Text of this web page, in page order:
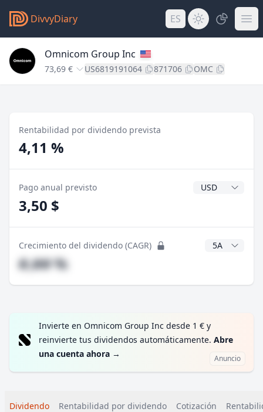
DivvyDiary ES
Omnicom Group Inc
73,69 € US6819191064 871706 OMC
Rentabilidad por dividendo prevista
4,11 %
Pago anual previsto Divisa del
3,50 $
Crecimiento del dividendo (CAGR) Años CAGR
#,## %
Invierte en Omnicom Group Inc desde 1 € y
reinvierte tus dividendos automáticamente. Abre
una cuenta ahora → Anuncio
Dividendo Rentabilidad por dividendo Cotización